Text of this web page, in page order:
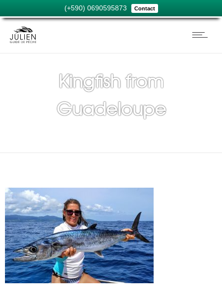
(+590) 0690595873 Contact
Kingfish from
Guadeloupe